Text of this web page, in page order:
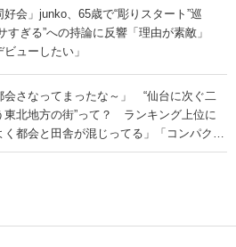
好会」junko、65歳で“彫りスタート”巡
ぎる”への持論に反響「理由が素敵」
ビューしたい」
会さなってまったな～」 “仙台に次ぐ二
東北地方の街”って？ ランキング上位に
く都会と田舎が混じってる」「コンパクト
いい街」の声